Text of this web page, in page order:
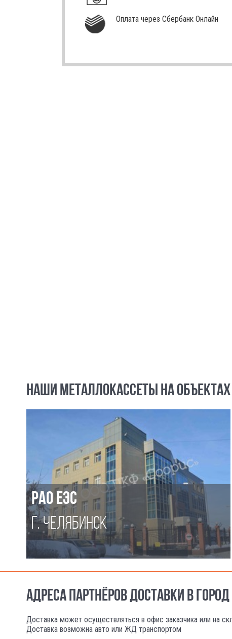
Оплата через Сбербанк Онлайн
НАШИ МЕТАЛЛОКАССЕТЫ НА ОБЪЕКТАХ
РАО ЕЭС
Г. ЧЕЛЯБИНСК
АДРЕСА ПАРТНЁРОВ ДОСТАВКИ В
Доставка может осуществляться в офис заказчика или на
Доставка возможна авто или ЖД транспортом